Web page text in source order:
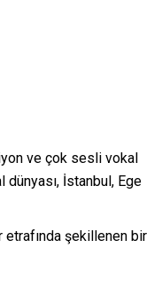
ve çok sesli vokal
dünyası, İstanbul, Ege
etrafında şekillenen bir